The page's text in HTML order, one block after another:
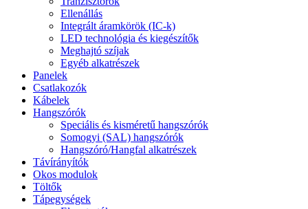
Ellenállás
Integrált áramkörök (IC-k)
LED technológia és kiegészítők
Meghajtó szíjak
Egyéb alkatrészek
Panelek
Csatlakozók
Kábelek
Hangszórók
Speciális és kisméretű hangszórók
Somogyi (SAL) hangszórók
Hangszóró/Hangfal alkatrészek
Távírányítók
Okos modulok
Töltők
Tápegységek